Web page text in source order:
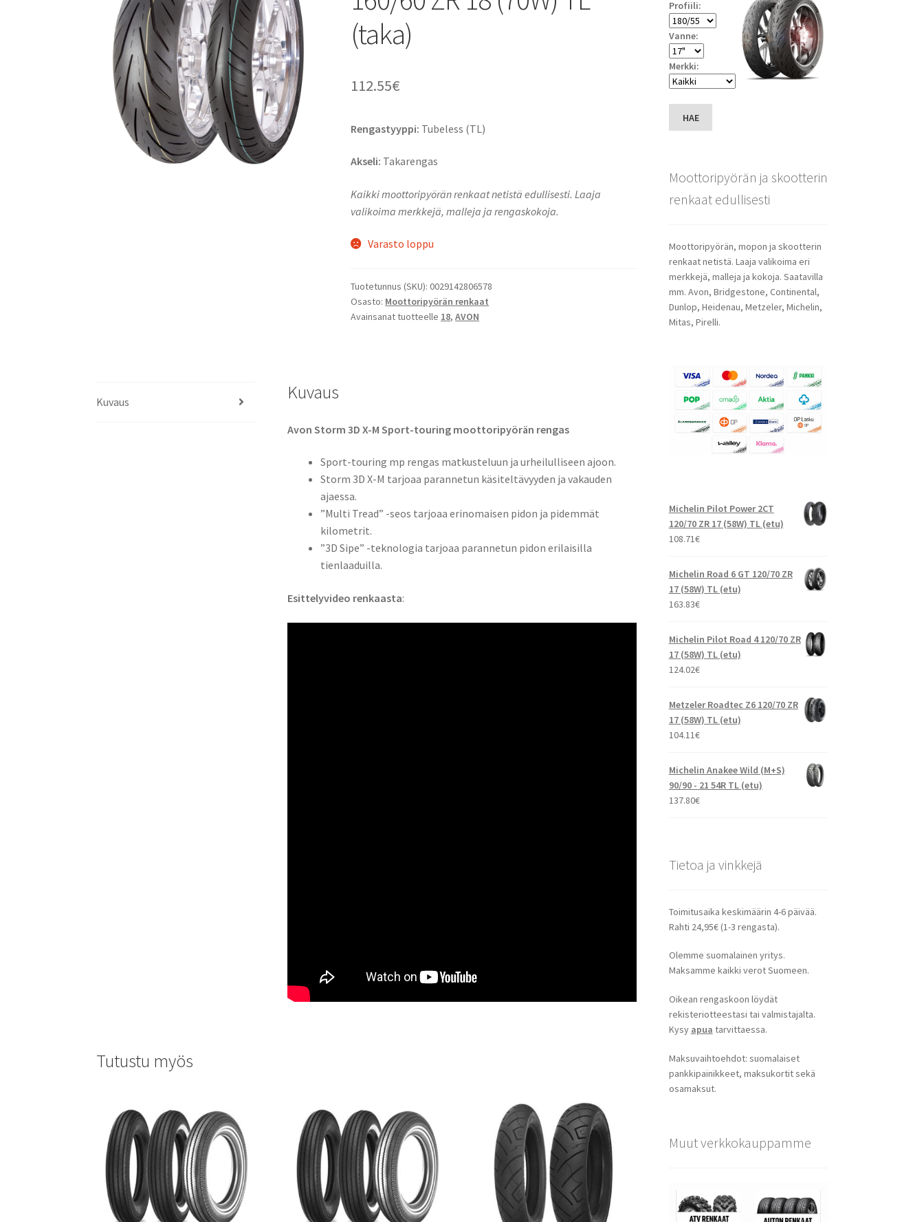
(taka)
112.55€
Rengastyyppi: Tubeless (TL)
Akseli: Takarengas
Kaikki moottoripyörän renkaat netistä edullisesti. Laaja
valikoima merkkejä, malleja ja rengaskokoja.
Varasto loppu
Tuotetunnus (SKU):0029142806578
Osasto: Moottoripyörän renkaat
Avainsanat tuotteelle 18,AVON
Kuvaus Kuvaus
Avon Storm 3D X-M Sport-touring moottoripyörän rengas
Sport-touring mp rengas matkusteluun ja urheilulliseen ajoon.
Storm 3D X-M tarjoaa parannetun käsiteltävyyden ja vakauden
ajaessa.
”Multi Tread” -seos tarjoaa erinomaisen pidon ja pidemmät
kilometrit.
”3D Sipe” -teknologia tarjoaa parannetun pidon erilaisilla
tienlaaduilla.
Esittelyvideo renkaasta:
Tutustu myös
Profiili:
Vanne:
Merkki:
HAE
Moottoripyörän ja skootterin
renkaat edullisesti
Moottoripyörän, mopon ja skootterin
renkaat netistä. Laaja valikoima eri
merkkejä, malleja ja kokoja. Saatavilla
mm. Avon, Bridgestone, Continental,
Dunlop, Heidenau, Metzeler, Michelin,
Mitas, Pirelli.
Michelin Pilot Power 2CT
120/70 ZR 17 (58W) TL (etu)
108.71€
Michelin Road 6 GT 120/70 ZR
17 (58W) TL (etu)
163.83€
Michelin Pilot Road 4 120/70 ZR
17 (58W) TL (etu)
124.02€
Metzeler Roadtec Z6 120/70 ZR
17 (58W) TL (etu)
104.11€
Michelin Anakee Wild (M+S)
90/90 - 21 54R TL (etu)
137.80€
Tietoa ja vinkkejä
Toimitusaika keskimäärin 4-6 päivää.
Rahti 24,95€ (1-3 rengasta).
Olemme suomalainen yritys.
Maksamme kaikki verot Suomeen.
Oikean rengaskoon löydät
rekisteriotteestasi tai valmistajalta.
Kysy apua tarvittaessa.
Maksuvaihtoehdot: suomalaiset
pankkipainikkeet, maksukortit sekä
osamaksut.
Muut verkkokauppamme